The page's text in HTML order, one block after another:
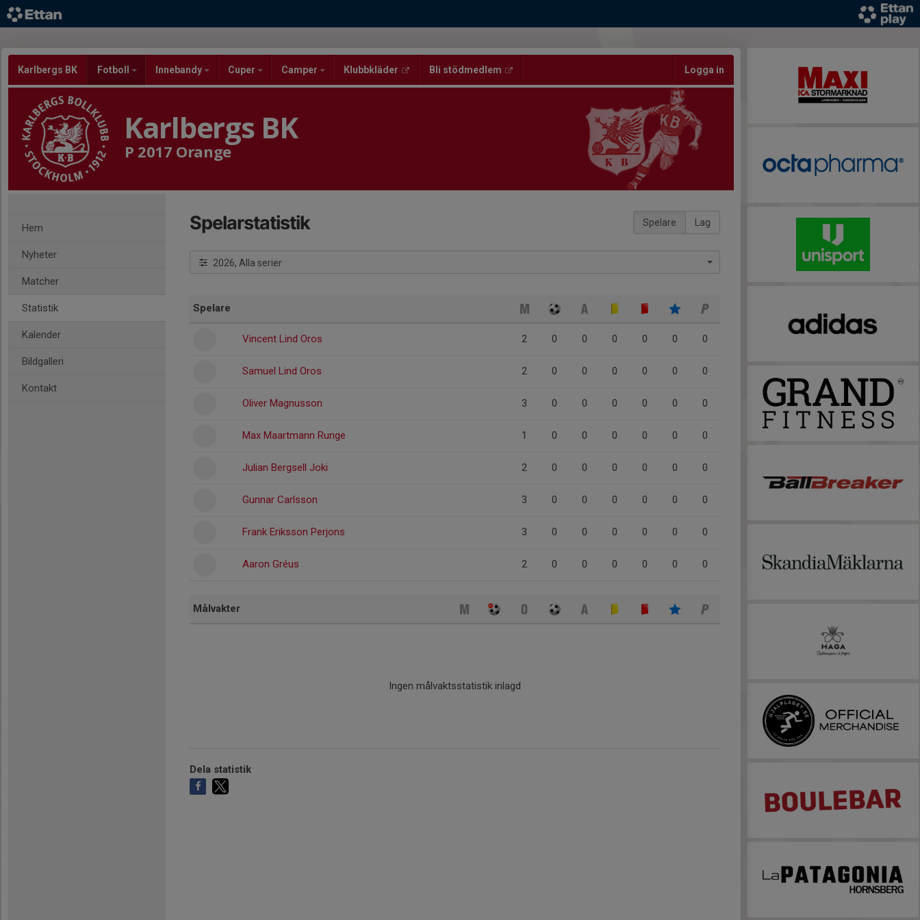
Karlbergs BK Fotboll Innebandy Cuper Camper Klubbkläder Bli stödmedlem Logga in
Karlbergs BK
P 2017 Orange
Hem
Nyheter
Matcher
Statistik
Kalender
Bildgalleri
Kontakt
Spelare Lag
Spelarstatistik
2026, Alla serier
Spelare
Vincent Lind Oros 2 0 0 0 0 0 0
Samuel Lind Oros 2 0 0 0 0 0 0
Oliver Magnusson 3 0 0 0 0 0 0
Max Maartmann Runge 1 0 0 0 0 0 0
Julian Bergsell Joki 2 0 0 0 0 0 0
Gunnar Carlsson 3 0 0 0 0 0 0
Frank Eriksson Perjons 3 0 0 0 0 0 0
Aaron Gréus 2 0 0 0 0 0 0
Målvakter
Ingen målvaktsstatistik inlagd
Dela statistik